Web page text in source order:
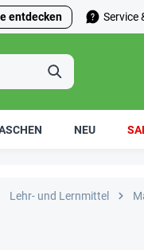
entdecken Service
NEU
Lehr- und Lernmittel